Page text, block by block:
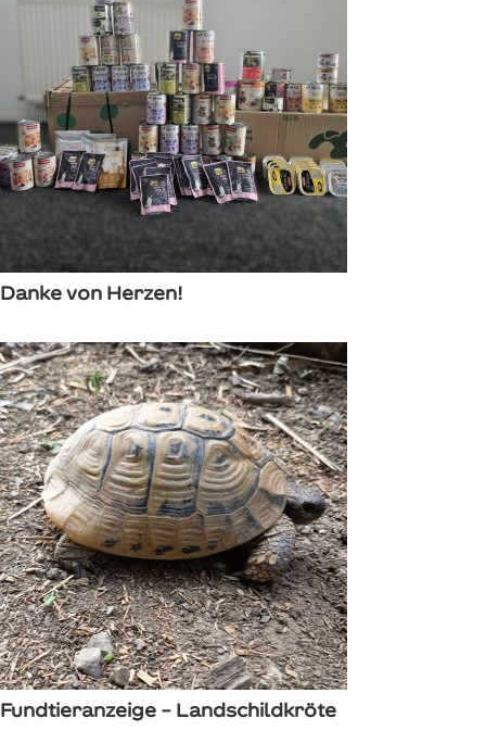
Danke von Herzen!
Fundtieranzeige – Landschildkröte